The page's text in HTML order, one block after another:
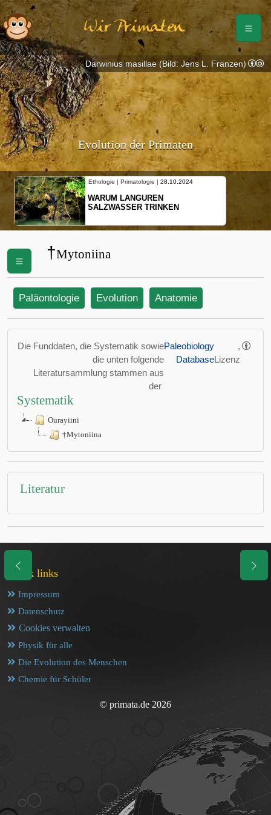
Wir Primaten
Evolution der Primaten
Ethologie | Primatologie | 28.10.2024
WARUM LANGUREN
SALZWASSER TRINKEN
Darwinius masillae (Bild: Jens L. Franzen)
†Mytoniina
Paläontologie Evolution Anatomie
Die Funddaten, die Systematik sowie
die unten folgende
Literatursammlung stammen aus
der
Paleobiology
Database
,
Lizenz
Systematik
Ourayiini
†Mytoniina
Literatur
Quick links
Impressum
Datenschutz
Cookies verwalten
Physik für alle
Die Evolution des Menschen
Chemie für Schüler
© primata.de 2026